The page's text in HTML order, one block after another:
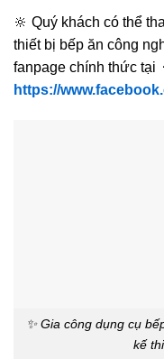
🔆 Quý khách có thể
thiết bị bếp ăn công
fanpage chính thức tại
https://
✨ Gia công dụng cụ
kế